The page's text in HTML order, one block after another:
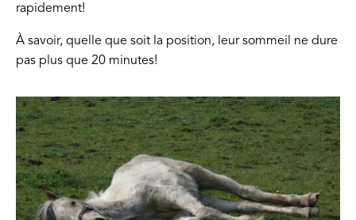
rapidement!
À savoir, quelle que soit la position, leur sommeil ne dure
pas plus que 20 minutes!